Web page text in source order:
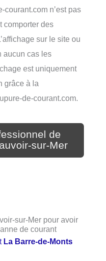
courant.com n’est pas
comporter des
sur le site ou
aucun cas les
est uniquement
grâce à la
de-courant.com.
de
sur-Mer
sur-Mer pour avoir
de courant
La Barre-de-Monts